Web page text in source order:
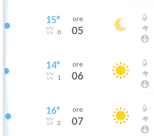
15°
0
ore
05
14°
1
ore
06
16°
2
ore
07